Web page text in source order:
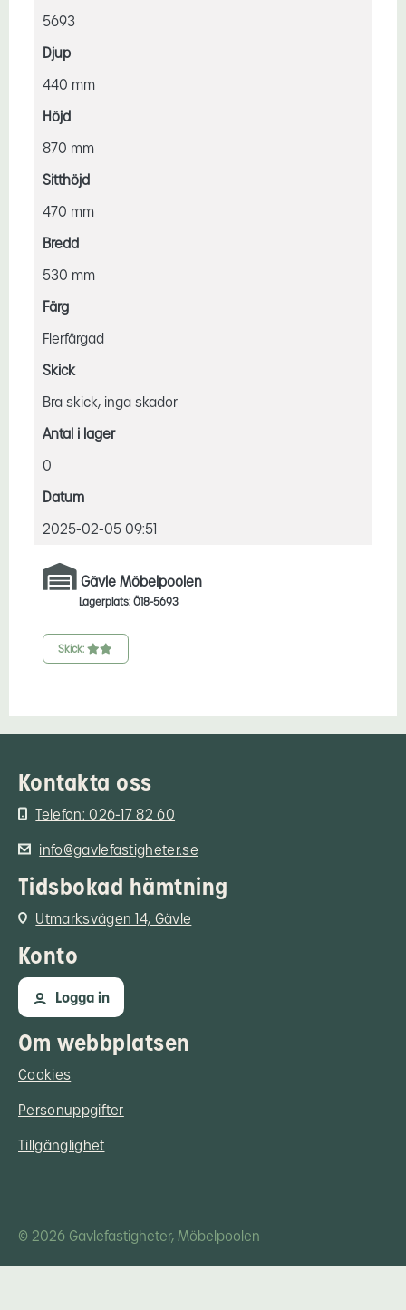
5693
Djup
440 mm
Höjd
870 mm
Sitthöjd
470 mm
Bredd
530 mm
Färg
Flerfärgad
Skick
Bra skick, inga skador
Antal i lager
0
Datum
2025-02-05 09:51
Gävle Möbelpoolen
Lagerplats: Ö18-5693
Skick:
Kontakta oss
Telefon: 026-17 82 60
info@gavlefastigheter.se
Tidsbokad hämtning
Utmarksvägen 14, Gävle
Konto
Logga in
Om webbplatsen
Cookies
Personuppgifter
Tillgänglighet
© 2026 Gavlefastigheter, Möbelpoolen